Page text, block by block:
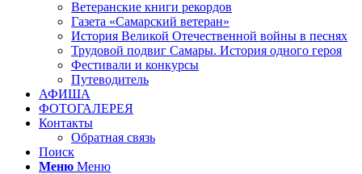
Ветеранские книги рекордов
Газета «Самарский ветеран»
История Великой Отечественной войны в песнях
Трудовой подвиг Самары. История одного героя
Фестивали и конкурсы
Путеводитель
АФИША
ФОТОГАЛЕРЕЯ
Контакты
Обратная связь
Поиск
Меню Меню